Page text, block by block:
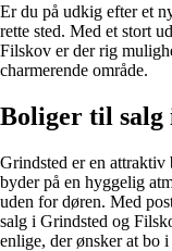
Er du på udkig efter et
rette sted. Med et stort
Filskov er der rig
charmerende område.
Boliger til salg
Grindsted er en
byder på en hyggelig
uden for døren. Med
salg i Grindsted og
enlige, der ønsker at bo